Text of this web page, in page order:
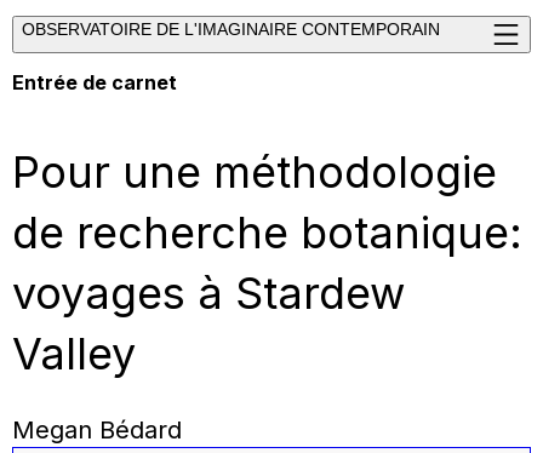
OBSERVATOIRE DE L'IMAGINAIRE CONTEMPORAIN
Entrée de carnet
Pour une méthodologie
de recherche botanique:
voyages à Stardew
Valley
Megan Bédard